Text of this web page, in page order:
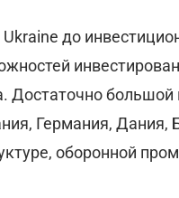
до
Достаточно
Германия, Дания,
оборонной